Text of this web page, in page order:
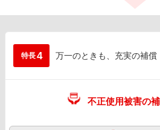
特長4 万一のときも、充実の補償
不正使用被害の